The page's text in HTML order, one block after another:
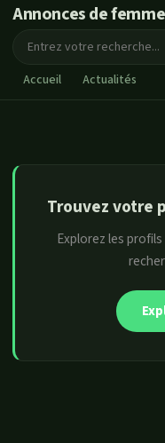
Annonces de
Accueil
Actualités
Trouvez votre
Explorez les